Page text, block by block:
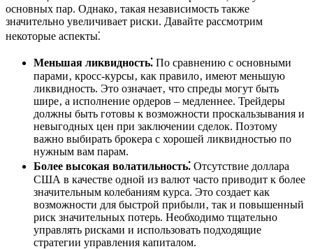
основных пар. Однако‚ такая независимость также
значительно увеличивает риски. Давайте рассмотрим
некоторые аспекты⁚
Меньшая ликвидность⁚ По сравнению с основными
парами‚ кросс-курсы‚ как правило‚ имеют меньшую
ликвидность. Это означает‚ что спреды могут быть
шире‚ а исполнение ордеров – медленнее. Трейдеры
должны быть готовы к возможности проскальзывания и
невыгодных цен при заключении сделок. Поэтому
важно выбирать брокера с хорошей ликвидностью по
нужным вам парам.
Более высокая волатильность⁚ Отсутствие доллара
США в качестве одной из валют часто приводит к более
значительным колебаниям курса. Это создает как
возможности для быстрой прибыли‚ так и повышенный
риск значительных потерь. Необходимо тщательно
управлять рисками и использовать подходящие
стратегии управления капиталом.